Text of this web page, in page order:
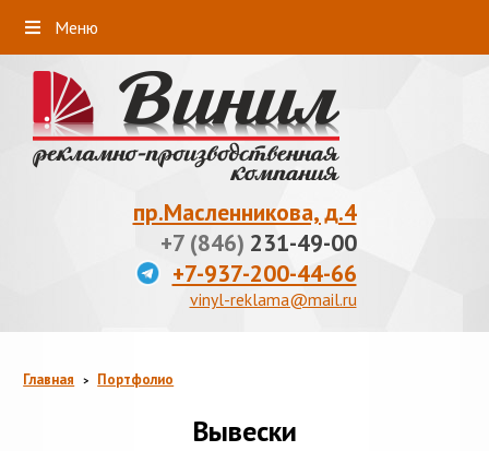
пр.Масленникова, д.4
+7 (846) 231-49-00
+7-937-200-44-66
vinyl-reklama@mail.ru
Главная > Портфолио
Вывески
Меню